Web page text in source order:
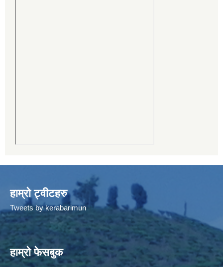
हाम्रो ट्वीटहरु
Tweets by kerabarimun
हाम्रो फेसबुक